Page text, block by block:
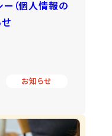
ー（個人情報の
お知らせ